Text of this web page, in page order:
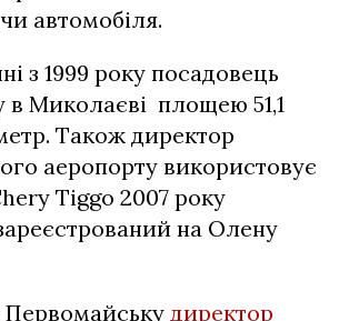
автомобіля.
з 1999 року посадовець
в Миколаєві площею 51,1
Також директор
аеропорту використовує
Tiggo 2007 року
на Олену
директор